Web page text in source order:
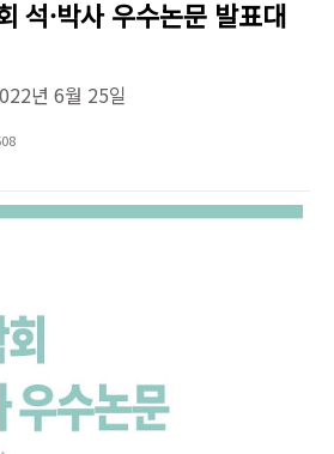
석·박사 우수논문 발표대
년 6월 25일